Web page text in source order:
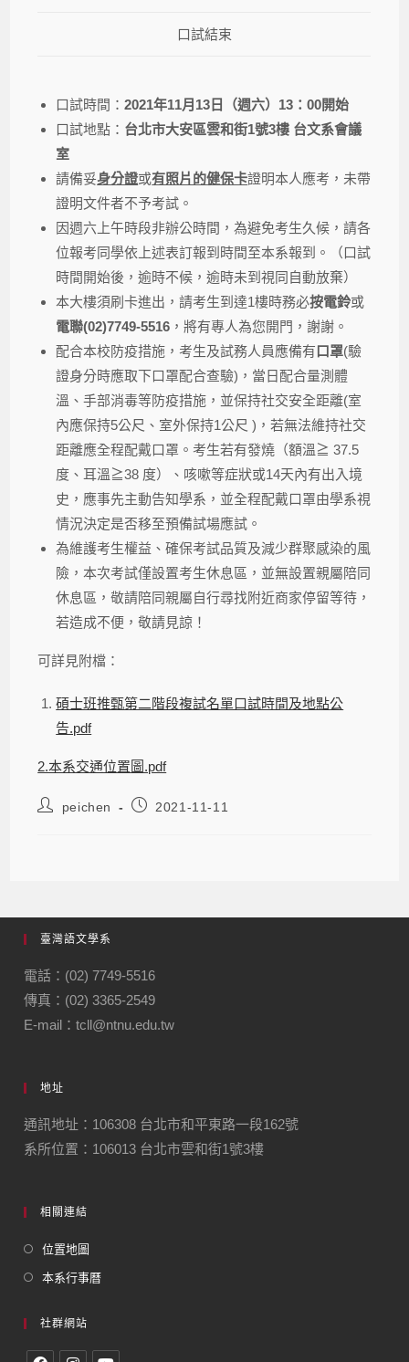
口試結束
口試時間：2021年11月13日（週六）13：00開始
口試地點： 台北市大安區雲和街1號3樓 台文系會議
室
請備妥身分證或有照片的健保卡證明本人應考，未帶
證明文件者不予考試。
因週六上午時段非辦公時間，為避免考生久候，請各
位報考同學依上述表訂報到時間至本系報到。（口試
時間開始後，逾時不候，逾時未到視同自動放棄）
本大樓須刷卡進出，請考生到達1樓時務必按電鈴或
電聯(02)7749-5516 ，將有專人為您開門，謝謝。
配合本校防疫措施，考生及試務人員應備有口罩(驗
證身分時應取下口罩配合查驗)，當日配合量測體
溫、手部消毒等防疫措施，並保持社交安全距離(室
內應保持5公尺、室外保持1公尺 )，若無法維持社交
距離應全程配戴口罩。考生若有發燒（額溫≧ 37.5
度、耳溫≧38 度）、咳嗽等症狀或14天內有出入境
史，應事先主動告知學系，並全程配戴口罩由學系視
情況決定是否移至預備試場應試。
為維護考生權益、確保考試品質及減少群聚感染的風
險，本次考試僅設置考生休息區，並無設置親屬陪同
休息區，敬請陪同親屬自行尋找附近商家停留等待，
若造成不便，敬請見諒！
可詳見附檔：
碩士班推甄第二階段複試名單口試時間及地點公
告.pdf
2.本系交通位置圖.pdf
peichen 2021-11-11
臺灣語文學系
電話：(02) 7749-5516
傳真：(02) 3365-2549
E-mail：tcll@ntnu.edu.tw
地址
通訊地址：106308 台北市和平東路一段162號
系所位置：106013 台北市雲和街1號3樓
相關連結
位置地圖
本系行事曆
社群網站